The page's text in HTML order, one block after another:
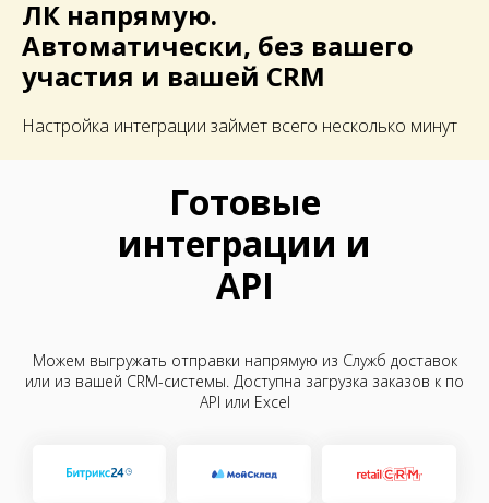
ЛК напрямую.
Автоматически, без вашего
участия и вашей CRM
Настройка интеграции займет всего несколько минут
Готовые
интеграции и
API
Можем выгружать отправки напрямую из Служб доставок
или из вашей CRM-системы. Доступна загрузка заказов к по
API или Excel